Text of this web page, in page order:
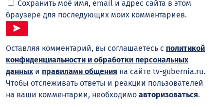
Сохранить моё имя, email и адрес сайта в этом
браузере для последующих моих комментариев.
Оставляя комментарий, вы соглашаетесь с политикой
конфиденциальности и обработки персональных
данных и правилами общения на сайте tv-gubernia.ru.
Чтобы отслеживать ответы и реакции пользователей
на ваши комментарии, необходимо авторизоваться.